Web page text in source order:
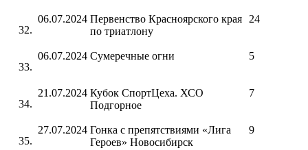
06.07.2024 Первенство Красноярского края
по триатлону
24
06.07.2024 Сумеречные огни 5
21.07.2024 Кубок СпортЦеха. ХСО
Подгорное
7
27.07.2024 Гонка с препятствиями «Лига
Героев» Новосибирск
9